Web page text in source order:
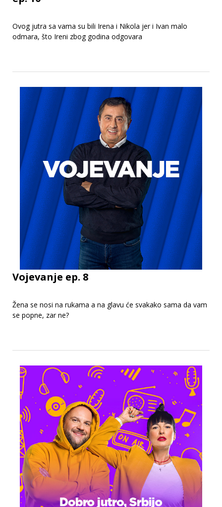
Ovog jutra sa vama su bili Irena i Nikola jer i Ivan malo
odmara, što Ireni zbog godina odgovara
Vojevanje ep. 8
Žena se nosi na rukama a na glavu će svakako sama da vam
se popne, zar ne?